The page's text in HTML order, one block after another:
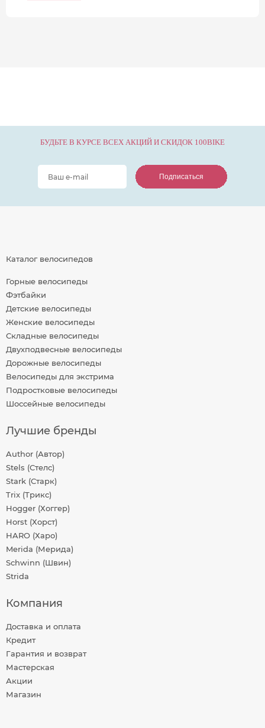
БУДЬТЕ В КУРСЕ ВСЕХ АКЦИЙ И СКИДОК 100BIKE
Подписаться
Подписаться
Подписаться
Каталог велосипедов
Горные велосипеды
Фэтбайки
Детские велосипеды
Женские велосипеды
Складные велосипеды
Двухподвесные велосипеды
Дорожные велосипеды
Велосипеды для экстрима
Подростковые велосипеды
Шоссейные велосипеды
Лучшие бренды
Author (Автор)
Stels (Стелс)
Stark (Старк)
Trix (Трикс)
Hogger (Хоггер)
Horst (Хорст)
HARO (Харо)
Merida (Мерида)
Schwinn (Швин)
Strida
Компания
Доставка и оплата
Кредит
Гарантия и возврат
Мастерская
Акции
Магазин